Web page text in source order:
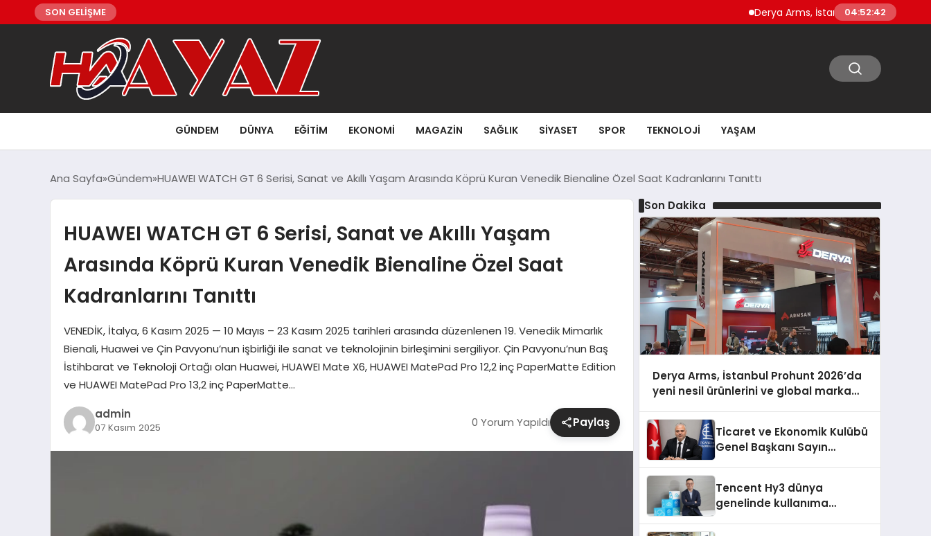
SON GELİŞME Derya Arms, İstanbul Prohunt 2026’da
04:52:43
GÜNDEM DÜNYA EĞITIM EKONOMI MAGAZIN SAĞLIK SIYASET SPOR TEKNOLOJI YAŞAM
Ana Sayfa Gündem HUAWEI WATCH GT 6 Serisi, Sanat ve Akıllı Yaşam Arasında Köprü Kuran Venedik Bienaline Özel Saat Kadranlarını Tanıttı
HUAWEI WATCH GT 6 Serisi, Sanat ve Akıllı Yaşam
Arasında Köprü Kuran Venedik Bienaline Özel Saat
Kadranlarını Tanıttı
VENEDİK, İtalya, 6 Kasım 2025 — 10 Mayıs – 23 Kasım 2025 tarihleri arasında düzenlenen 19. Venedik Mimarlık
Bienali, Huawei ve Çin Pavyonu’nun işbirliği ile sanat ve teknolojinin birleşimini sergiliyor. Çin Pavyonu’nun Baş
İstihbarat ve Teknoloji Ortağı olan Huawei, HUAWEI Mate X6, HUAWEI MatePad Pro 12,2 inç PaperMatte Edition
ve HUAWEI MatePad Pro 13,2 inç PaperMatte…
admin
07 Kasım 2025 0 Yorum Yapıldı Paylaş
Son Dakika
Derya Arms, İstanbul Prohunt 2026’da
yeni nesil ürünlerini ve global marka
Ticaret ve Ekonomik Kulübü
Genel Başkanı Sayın
şunları kaydetti:
Tencent Hy3 dünya
genelinde kullanıma